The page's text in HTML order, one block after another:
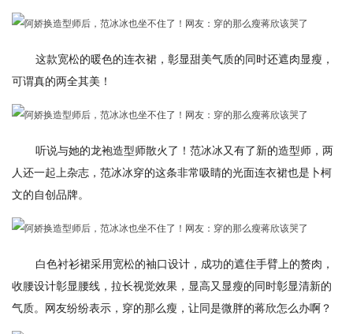
这款宽松的暖色的连衣裙，彰显甜美气质的同时还遮肉显瘦，
可谓真的两全其美！
听说与她的龙袍造型师散火了！范冰冰又有了新的造型师，两
人还一起上杂志，范冰冰穿的这条非常吸睛的光面连衣裙也是卜柯
文的自创品牌。
白色衬衫裙采用宽松的袖口设计，成功的遮住手臂上的赘肉，
收腰设计彰显腰线，拉长视觉效果，显高又显瘦的同时彰显清新的
气质。网友纷纷表示，穿的那么瘦，让同是微胖的蒋欣怎么办啊？